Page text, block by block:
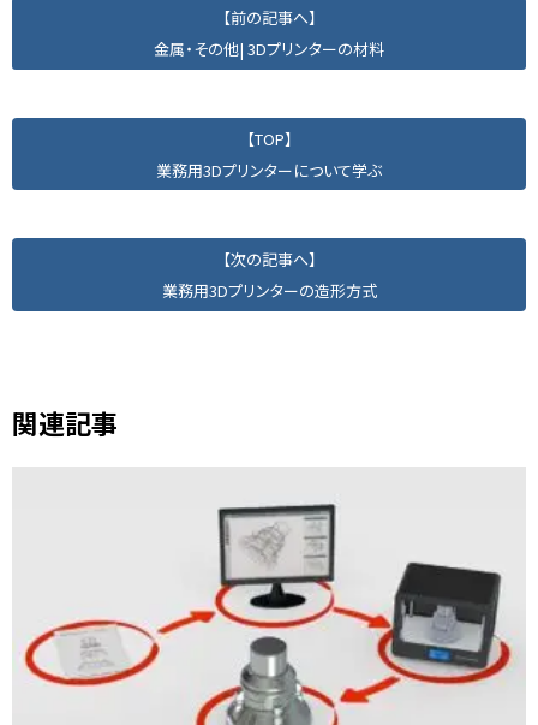
【前の記事へ】
金属・その他| 3Dプリンターの材料
【TOP】
業務用3Dプリンターについて学ぶ
【次の記事へ】
業務用3Dプリンターの造形方式
関連記事